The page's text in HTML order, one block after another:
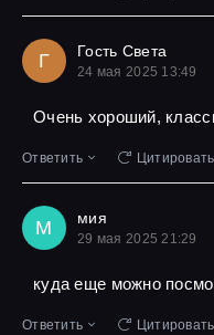
Г Гость Света
24 мая 2025 13:49
Очень хороший,
Ответить Цитировать
М мия
29 мая 2025 21:29
куда еще можно
Ответить Цитировать